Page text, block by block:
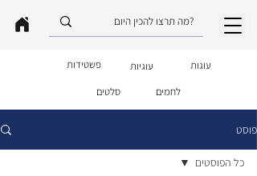
סלטים לחמים
פשטידות עוגיות עוגות
פוסט
כל הפוסטים